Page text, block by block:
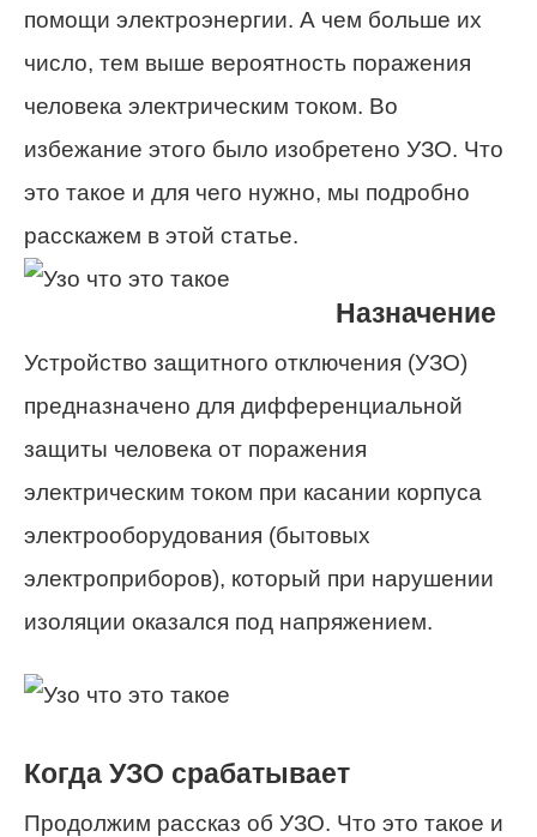
помощи электроэнергии. А чем больше их
число, тем выше вероятность поражения
человека электрическим током. Во
избежание этого было изобретено УЗО. Что
это такое и для чего нужно, мы подробно
расскажем в этой статье.
Назначение
Устройство защитного отключения (УЗО)
предназначено для дифференциальной
защиты человека от поражения
электрическим током при касании корпуса
электрооборудования (бытовых
электроприборов), который при нарушении
изоляции оказался под напряжением.
Когда УЗО срабатывает
Продолжим рассказ об УЗО. Что это такое и